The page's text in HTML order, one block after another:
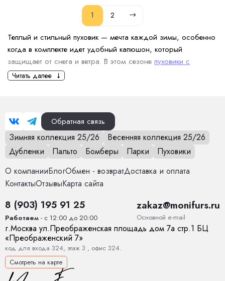
1 2
Теплый и стильный пуховик — мечта каждой зимы, особенно
когда в комплекте идет удобный капюшон, который
защищает от снега и ветра. В этом сезоне пуховики с
капюшоном для женщин
считаются стильными?
Удлиненные пуховики. Удлиненные модели пуховиков,
которые достигают середины бедра или даже колен,
снова в моде. Такие пуховики создают элегантный силуэт
и лучше защищают от холода.
Пуховики с поясом. Модные пуховики с поясом стали
настоящим трендом. Такой элемент одежды помогает
создать стройный силуэт. Пуховик с поясом выглядит
одновременно и женственно, и удобно.
Минималистичные и лаконичные модели. Если раньше в
моде были модели с большими украшениями,
объемными деталями, то сейчас в тренде пуховики с
лаконичным дизайном. Простые линии, нейтральные
цвета (черный, серый, бежевый) и минимальное
Читать далее
Обратная связь
Зимняя коллекция 25/26
Весенняя коллекция 25/26
Дубленки
Пальто Бомберы Парки
Пуховики
О компанииБлогОбмен - возвратДоставка и оплата
КонтактыОтзывыКарта сайта
8 (903) 195 91 25
Работаем - с 12:00 до 20:00
zakaz@monifurs.ru
Основной е-mail
г.Москва ул.Преображенская площадь дом 7а стр.1 БЦ
«Преображенский 7»
код для входа 324, этаж 3 , офис 324.
Смотреть на карте